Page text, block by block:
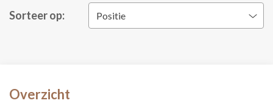
Sorteer op: Positie
Overzicht